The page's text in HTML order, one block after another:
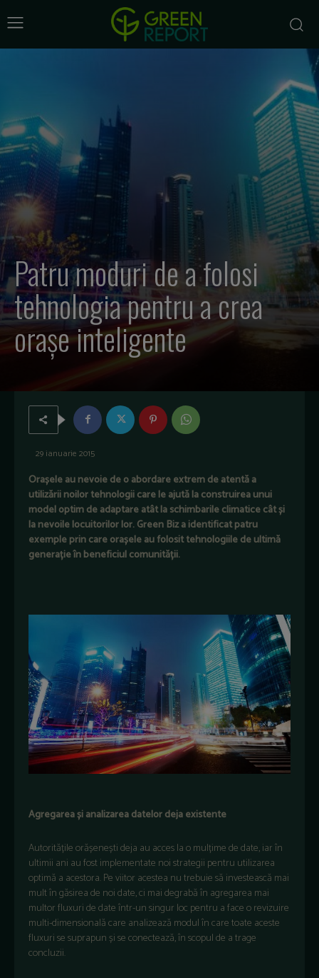
Patru moduri de a folosi
tehnologia pentru a crea
orașe inteligente
29 ianuarie 2015
Orașele au nevoie de o abordare extrem de atentă a
utilizării noilor tehnologii care le ajută la construirea unui
model optim de adaptare atât la schimbarile climatice cât și
la nevoile locuitorilor lor. Green Biz a identificat patru
exemple prin care orașele au folosit tehnologiile de ultimă
generație în beneficiul comunității.
Agregarea și analizarea datelor deja existente
Autoritățile orășenești deja au acces la o mulțime de date, iar în
ultimii ani au fost implementate noi strategii pentru utilizarea
optimă a acestora. Pe viitor acestea nu trebuie să investească mai
mult în găsirea de noi date, ci mai degrabă în agregarea mai
multor fluxuri de date într-un singur loc pentru a face o revizuire
multi-dimensională care analizează modul în care toate aceste
fluxuri se suprapun și se conectează, în scopul de a trage
concluzii.